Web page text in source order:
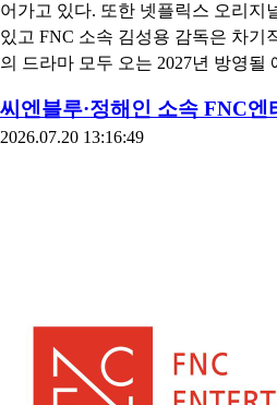
어가고 있다. 또한 넷플릭스 오리지
있고 FNC 소속 김성용 감독은 차기
의 드라마 모두 오는 2027년 방영될
씨엔블루·정해인 소속 FNC엔
2026.07.20 13:16:49